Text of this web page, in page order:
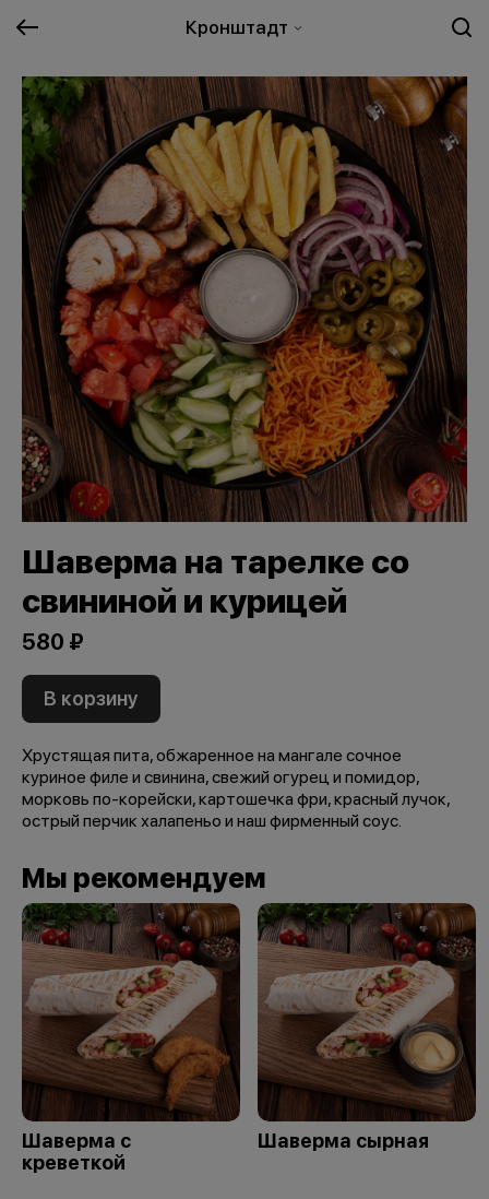
Кронштадт
Шаверма на тарелке со
свининой и курицей
580 ₽
В корзину
Хрустящая пита, обжаренное на мангале сочное
куриное филе и свинина, свежий огурец и помидор,
морковь по-корейски, картошечка фри, красный лучок,
острый перчик халапеньо и наш фирменный соус.
Мы рекомендуем
Шаверма с
креветкой
Шаверма сырная